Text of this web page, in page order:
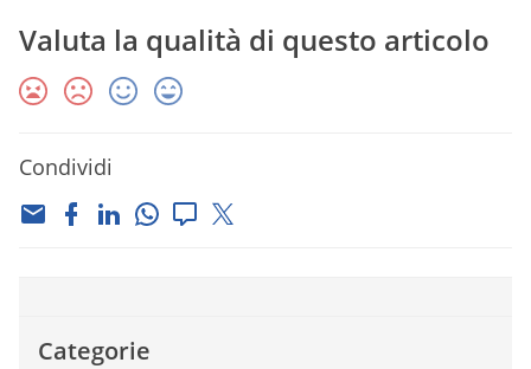
Valuta la qualità di questo articolo
Condividi
Categorie